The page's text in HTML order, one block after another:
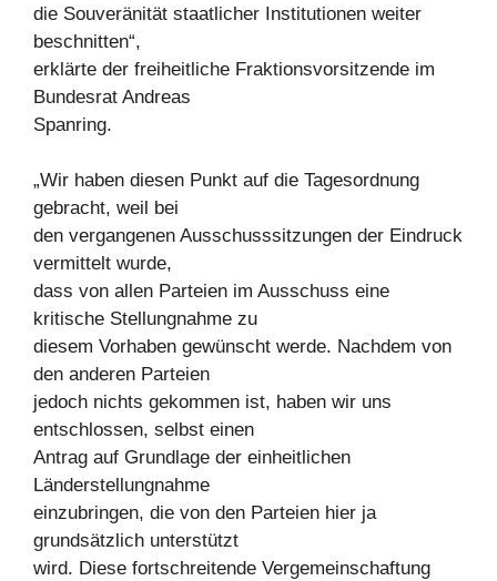
die Souveränität staatlicher Institutionen weiter
beschnitten“,
erklärte der freiheitliche Fraktionsvorsitzende im
Bundesrat Andreas
Spanring.
„Wir haben diesen Punkt auf die Tagesordnung
gebracht, weil bei
den vergangenen Ausschusssitzungen der Eindruck
vermittelt wurde,
dass von allen Parteien im Ausschuss eine
kritische Stellungnahme zu
diesem Vorhaben gewünscht werde. Nachdem von
den anderen Parteien
jedoch nichts gekommen ist, haben wir uns
entschlossen, selbst einen
Antrag auf Grundlage der einheitlichen
Länderstellungnahme
einzubringen, die von den Parteien hier ja
grundsätzlich unterstützt
wird. Diese fortschreitende Vergemeinschaftung